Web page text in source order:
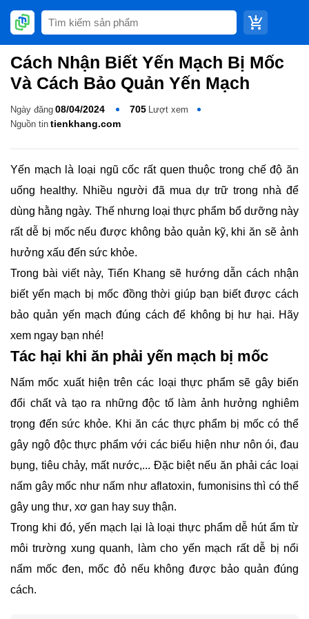
​Cách Nhận Biết Yến Mạch Bị Mốc Và
Cách Bảo Quản Yến Mạch
Ngày đăng 08/04/2024 705 Lượt xem
Nguồn tin tienkhang.com
Yến mạch là loại ngũ cốc rất quen thuộc trong chế độ ăn
uống healthy. Nhiều người đã mua dự trữ trong nhà để dùng
hằng ngày. Thế nhưng loại thực phẩm bổ dưỡng này rất dễ bị
mốc nếu được không bảo quản kỹ, khi ăn sẽ ảnh hưởng xấu
đến sức khỏe.
Trong bài viết này, Tiến Khang sẽ hướng dẫn cách nhận biết
yến mạch bị mốc đồng thời giúp bạn biết được cách bảo
quản yến mạch đúng cách để không bị hư hại. Hãy xem ngay
bạn nhé!
Tác hại khi ăn phải yến mạch bị mốc
Nấm mốc xuất hiện trên các loại thực phẩm sẽ gây biến đổi
chất và tạo ra những độc tố làm ảnh hưởng nghiêm trọng
đến sức khỏe. Khi ăn các thực phẩm bị mốc có thể gây ngộ
độc thực phẩm với các biểu hiện như nôn ói, đau bụng, tiêu
chảy, mất nước,... Đặc biệt nếu ăn phải các loại nấm gây mốc
như nấm như aflatoxin, fumonisins thì có thể gây ung thư, xơ
gan hay suy thận.
Trong khi đó, yến mạch lại là loại thực phẩm dễ hút ẩm từ
môi trường xung quanh, làm cho yến mạch rất dễ bị nổi nấm
mốc đen, mốc đỏ nếu không được bảo quản đúng cách.